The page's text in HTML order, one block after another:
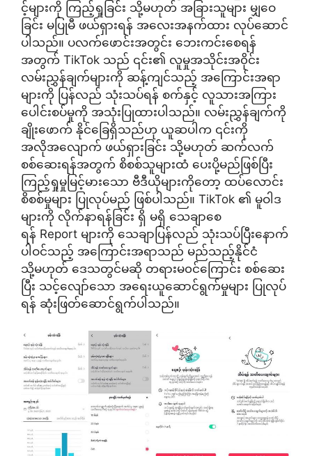
င့်များကို ကြည့်ရှုခြင်း သို့မဟုတ် အခြားသူများ မျှဝေ
ခြင်း မပြုမီ ဖယ်ရှားရန် အလေးအနက်ထား လုပ်ဆောင်
ပါသည်။ ပလက်ဖောင်းအတွင်း ဘေးကင်းစေရန်
အတွက် TikTok သည် ၎င်း၏ လူမှုအသိုင်းအ၀ိုင်း
လမ်းညွှန်ချက်များကို ဆန့်ကျင်သည့် အကြောင်းအရာ
များကို ပြန်လည် သုံးသပ်ရန် စက်နှင့် လူသားအကြား
ပေါင်းစပ်မှုကို အသုံးပြုထားပါသည်။ လမ်းညွှန်ချက်ကို
ချိုးဖောက် နိုင်ခြေရှိသည်ဟု ယူဆပါက ၎င်းကို
အလိုအလျောက် ဖယ်ရှားခြင်း သို့မဟုတ် ဆက်လက်
စစ်ဆေးရန်အတွက် စိစစ်သူများထံ ပေးပို့မည်ဖြစ်ပြီး
ကြည့်ရှုမှုမြင့်မားသော ဗီဒီယိုများကိုတော့ ထပ်လောင်း
စိစစ်မှုများ ပြုလုပ်မည် ဖြစ်ပါသည်။ TikTok ၏ မူဝါဒ
များကို လိုက်နာရန်ခြင်း ရှိ မရှိ သေချာစေ
ရန် Report များကို သေချာပြန်လည် သုံးသပ်ပြီးနောက်
ပါဝင်သည့် အကြောင်းအရာသည် မည်သည့်နိုင်ငံ
သို့မဟုတ် ဒေသတွင်မဆို တရားမ၀င်ကြောင်း စစ်ဆေး
ပြီး သင့်လျော်သော အရေးယူဆောင်ရွက်မှုများ ပြုလုပ်
ရန် ဆုံးဖြတ်ဆောင်ရွက်ပါသည်။